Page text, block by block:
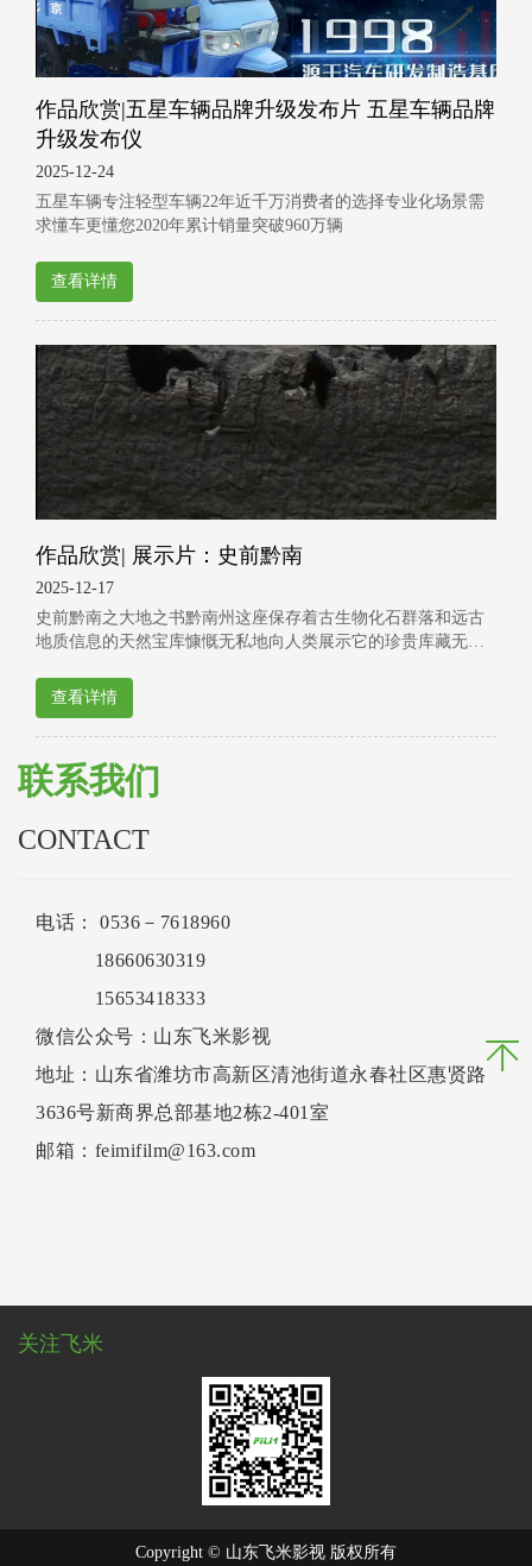
作品欣赏|五星车辆品牌升级发布片 五星车辆品牌
升级发布仪
2025-12-24
五星车辆专注轻型车辆22年近千万消费者的选择专业化场景需
求懂车更懂您2020年累计销量突破960万辆
查看详情
作品欣赏| 展示片：史前黔南
2025-12-17
史前黔南之大地之书黔南州这座保存着古生物化石群落和远古
地质信息的天然宝库慷慨无私地向人类展示它的珍贵库藏无声
查看详情
联系我们
CONTACT
电话： 0536－7618960
18660630319
15653418333
微信公众号：山东飞米影视
地址：山东省潍坊市高新区清池街道永春社区惠贤路
3636号新商界总部基地2栋2-401室
邮箱：feimifilm@163.com
关注飞米
Copyright © 山东飞米影视 版权所有